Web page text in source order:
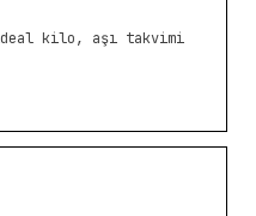
kilo, aşı takvimi